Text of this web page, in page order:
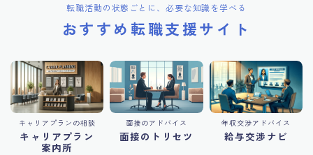
転職活動の状態ごとに、必要な知識を学べる
おすすめ転職支援サイト
キャリアプランの相談
キャリアプラン
案内所
面接のアドバイス
面接のトリセツ
年収交渉アドバイス
給与交渉ナビ